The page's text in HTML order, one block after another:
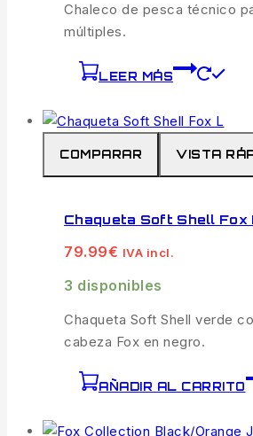
Chaleco de pesca técnico
múltiples.
LEER MÁS
COMPARAR VISTA
Chaqueta Soft Shell Fox
79.99€ IVA incl.
3 disponibles
Chaqueta Soft Shell verde
cabeza Fox en negro.
AÑADIR AL CARRITO